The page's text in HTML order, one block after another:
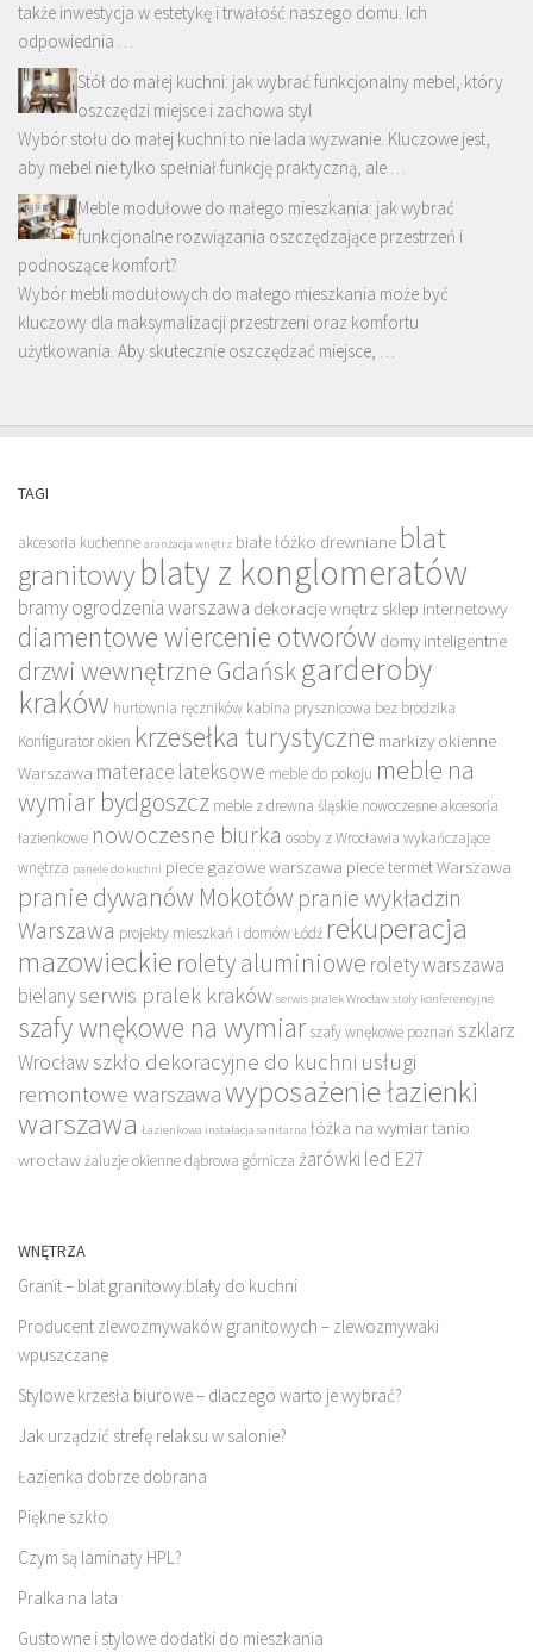
także inwestycja w estetykę i trwałość naszego domu. Ich
odpowiednia …
Stół do małej kuchni: jak wybrać funkcjonalny mebel, który
oszczędzi miejsce i zachowa styl
Wybór stołu do małej kuchni to nie lada wyzwanie. Kluczowe jest,
aby mebel nie tylko spełniał funkcję praktyczną, ale …
Meble modułowe do małego mieszkania: jak wybrać
funkcjonalne rozwiązania oszczędzające przestrzeń i
podnoszące komfort?
Wybór mebli modułowych do małego mieszkania może być
kluczowy dla maksymalizacji przestrzeni oraz komfortu
użytkowania. Aby skutecznie oszczędzać miejsce, …
TAGI
akcesoria kuchenne aranżacja wnętrz białe łóżko drewniane blat
granitowyblaty z konglomeratów
bramy ogrodzenia warszawa dekoracje wnętrz sklep internetowy
diamentowe wiercenie otworów domy inteligentne
drzwi wewnętrzne Gdańsk garderoby
kraków hurtownia ręczników kabina prysznicowa bez brodzika
Konfigurator okien krzesełka turystyczne markizy okienne
Warszawa materace lateksowe meble do pokoju meble na
wymiar bydgoszcz meble z drewna śląskie nowoczesne akcesoria
łazienkowe nowoczesne biurka osoby z Wrocławia wykańczające
wnętrza panele do kuchni piece gazowe warszawa piece termet Warszawa
pranie dywanów Mokotów pranie wykładzin
Warszawa projekty mieszkań i domów Łódź rekuperacja
mazowieckie rolety aluminiowe rolety warszawa
bielanyserwis pralek kraków serwis pralek Wrocław stoły konferencyjne
szafy wnękowe na wymiar szafy wnękowe poznań szklarz
Wrocław szkło dekoracyjne do kuchni usługi
remontowe warszawawyposażenie łazienki
warszawa Łazienkowa instalacja sanitarna łóżka na wymiar tanio
wrocławżaluzje okienne dąbrowa górnicza żarówki led E27
WNĘTRZA
Granit – blat granitowy:blaty do kuchni
Producent zlewozmywaków granitowych – zlewozmywaki
wpuszczane
Stylowe krzesła biurowe – dlaczego warto je wybrać?
Jak urządzić strefę relaksu w salonie?
Łazienka dobrze dobrana
Piękne szkło
Czym są laminaty HPL?
Pralka na lata
Gustowne i stylowe dodatki do mieszkania